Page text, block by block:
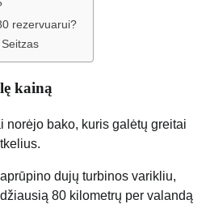
rezervuarui?
kainą
norėjo bako, kuris galėtų greitai
dujų turbinos varikliu,
80 kilometrų per valandą